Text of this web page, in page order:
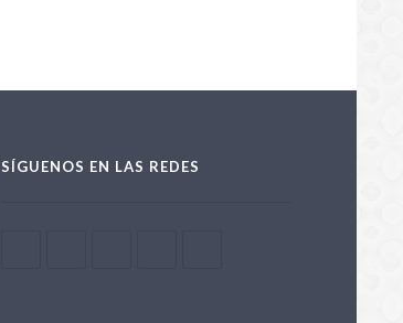
SÍGUENOS EN LAS REDES